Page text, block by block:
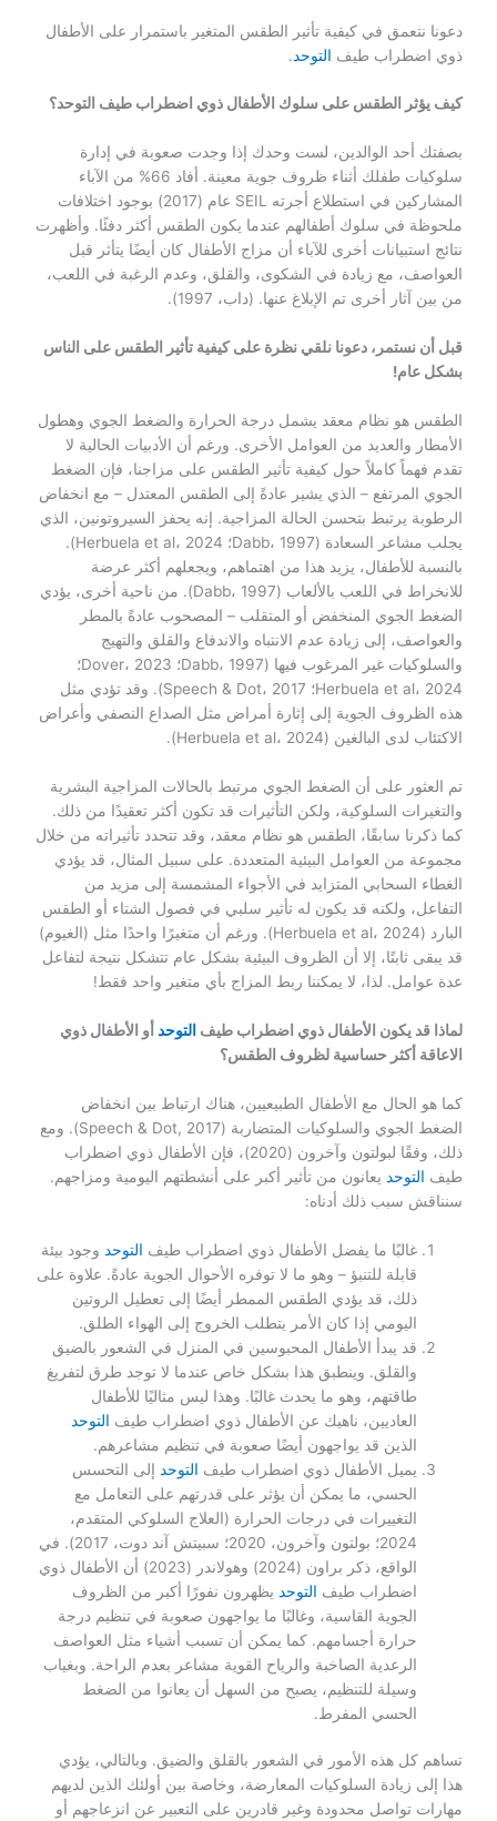
دعونا نتعمق في كيفية تأثير الطقس المتغير باستمرار على الأطفال
ذوي اضطراب طيف التوحد.
كيف يؤثر الطقس على سلوك الأطفال ذوي اضطراب طيف التوحد؟
بصفتك أحد الوالدين، لست وحدك إذا وجدت صعوبة في إدارة
سلوكيات طفلك أثناء ظروف جوية معينة. أفاد 66% من الآباء
المشاركين في استطلاع أجرته SEIL عام (2017) بوجود اختلافات
ملحوظة في سلوك أطفالهم عندما يكون الطقس أكثر دفئًا. وأظهرت
نتائج استبيانات أخرى للآباء أن مزاج الأطفال كان أيضًا يتأثر قبل
العواصف، مع زيادة في الشكوى، والقلق، وعدم الرغبة في اللعب،
من بين آثار أخرى تم الإبلاغ عنها. (داب، 1997).
قبل أن نستمر، دعونا نلقي نظرة على كيفية تأثير الطقس على الناس
بشكل عام!
الطقس هو نظام معقد يشمل درجة الحرارة والضغط الجوي وهطول
الأمطار والعديد من العوامل الأخرى. ورغم أن الأدبيات الحالية لا
تقدم فهماً كاملاً حول كيفية تأثير الطقس على مزاجنا، فإن الضغط
الجوي المرتفع – الذي يشير عادةً إلى الطقس المعتدل – مع انخفاض
الرطوبة يرتبط بتحسن الحالة المزاجية. إنه يحفز السيروتونين، الذي
يجلب مشاعر السعادة (Dabb، 1997؛ Herbuela et al، 2024).
بالنسبة للأطفال، يزيد هذا من اهتماهم، ويجعلهم أكثر عرضة
للانخراط في اللعب بالألعاب (Dabb، 1997). من ناحية أخرى، يؤدي
الضغط الجوي المنخفض أو المتقلب – المصحوب عادةً بالمطر
والعواصف، إلى زيادة عدم الانتباه والاندفاع والقلق والتهيج
والسلوكيات غير المرغوب فيها (Dabb، 1997؛ Dover، 2023؛
Herbuela et al، 2024؛ Speech & Dot، 2017). وقد تؤدي مثل
هذه الظروف الجوية إلى إثارة أمراض مثل الصداع النصفي وأعراض
الاكتئاب لدى البالغين (Herbuela et al، 2024).
تم العثور على أن الضغط الجوي مرتبط بالحالات المزاجية البشرية
والتغيرات السلوكية، ولكن التأثيرات قد تكون أكثر تعقيدًا من ذلك.
كما ذكرنا سابقًا، الطقس هو نظام معقد، وقد تتحدد تأثيراته من خلال
مجموعة من العوامل البيئية المتعددة. على سبيل المثال، قد يؤدي
الغطاء السحابي المتزايد في الأجواء المشمسة إلى مزيد من
التفاعل، ولكنه قد يكون له تأثير سلبي في فصول الشتاء أو الطقس
البارد (Herbuela et al، 2024). ورغم أن متغيرًا واحدًا مثل (الغيوم)
قد يبقى ثابتًا، إلا أن الظروف البيئية بشكل عام تتشكل نتيجة لتفاعل
عدة عوامل. لذا، لا يمكننا ربط المزاج بأي متغير واحد فقط!
لماذا قد يكون الأطفال ذوي اضطراب طيف التوحد أو الأطفال ذوي
الاعاقة أكثر حساسية لظروف الطقس؟
كما هو الحال مع الأطفال الطبيعيين، هناك ارتباط بين انخفاض
الضغط الجوي والسلوكيات المتضاربة (Speech & Dot, 2017). ومع
ذلك، وفقًا لبولتون وآخرون (2020)، فإن الأطفال ذوي اضطراب
طيف التوحد يعانون من تأثير أكبر على أنشطتهم اليومية ومزاجهم.
سنناقش سبب ذلك أدناه:
غالبًا ما يفضل الأطفال ذوي اضطراب طيف التوحد وجود بيئة
قابلة للتنبؤ – وهو ما لا توفره الأحوال الجوية عادةً. علاوة على
ذلك، قد يؤدي الطقس الممطر أيضًا إلى تعطيل الروتين
اليومي إذا كان الأمر يتطلب الخروج إلى الهواء الطلق.
قد يبدأ الأطفال المحبوسين في المنزل في الشعور بالضيق
والقلق. وينطبق هذا بشكل خاص عندما لا توجد طرق لتفريغ
طاقتهم، وهو ما يحدث غالبًا. وهذا ليس مثاليًا للأطفال
العاديين، ناهيك عن الأطفال ذوي اضطراب طيف التوحد
الذين قد يواجهون أيضًا صعوبة في تنظيم مشاعرهم.
يميل الأطفال ذوي اضطراب طيف التوحد إلى التحسس
الحسي، ما يمكن أن يؤثر على قدرتهم على التعامل مع
التغييرات في درجات الحرارة (العلاج السلوكي المتقدم،
2024؛ بولتون وآخرون، 2020؛ سبيتش آند دوت، 2017). في
الواقع، ذكر براون (2024) وهولاندر (2023) أن الأطفال ذوي
اضطراب طيف التوحد يظهرون نفورًا أكبر من الظروف
الجوية القاسية، وغالبًا ما يواجهون صعوبة في تنظيم درجة
حرارة أجسامهم. كما يمكن أن تسبب أشياء مثل العواصف
الرعدية الصاخبة والرياح القوية مشاعر بعدم الراحة. وبغياب
وسيلة للتنظيم، يصبح من السهل أن يعانوا من الضغط
الحسي المفرط.
تساهم كل هذه الأمور في الشعور بالقلق والضيق. وبالتالي، يؤدي
هذا إلى زيادة السلوكيات المعارضة، وخاصة بين أولئك الذين لديهم
مهارات تواصل محدودة وغير قادرين على التعبير عن انزعاجهم أو